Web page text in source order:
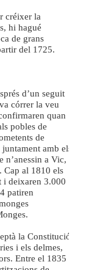
créixer la
hi hagué
de grans
del 1725.
d’un seguit
córrer la veu
quan
pobles de
de
amb els
n’anessin a Vic,
Cap al 1810 els
i deixaren 3.000
patiren
la Constitució
i els delmes,
Entre el 1835 i